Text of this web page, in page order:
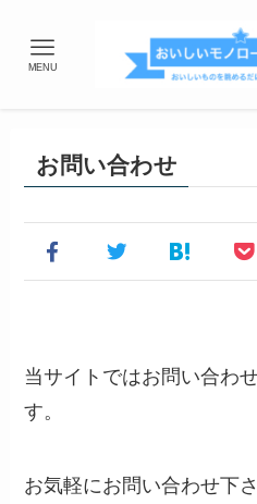
MENU
お問い合わせ
当サイトではお問い合わ
す。
お気軽にお問い合わせ下さ